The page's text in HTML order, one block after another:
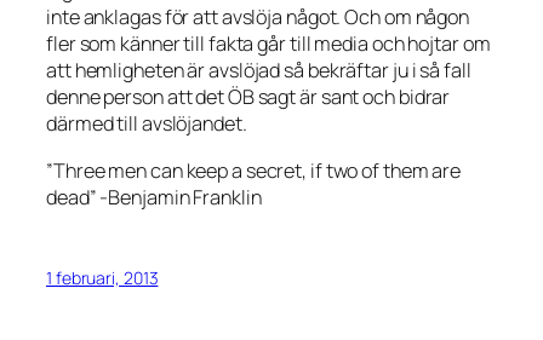
inte anklagas för att avslöja något. Och om någon
fler som känner till fakta går till media och hojtar om
att hemligheten är avslöjad så bekräftar ju i så fall
denne person att det ÖB sagt är sant och bidrar
därmed till avslöjandet.
”Three men can keep a secret, if two of them are
dead” -Benjamin Franklin
1 februari, 2013